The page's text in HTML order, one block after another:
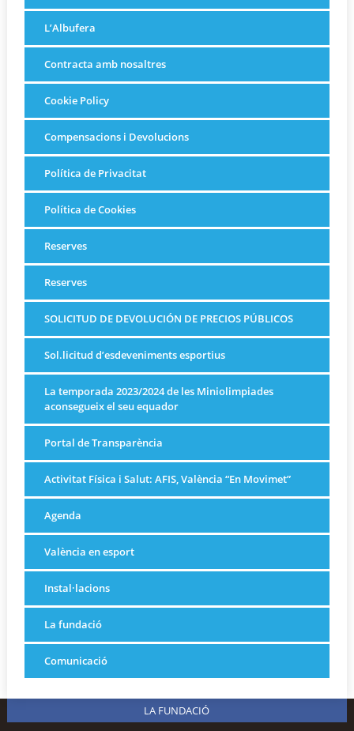
L’Albufera
Contracta amb nosaltres
Cookie Policy
Compensacions i Devolucions
Política de Privacitat
Política de Cookies
Reserves
Reserves
SOLICITUD DE DEVOLUCIÓN DE PRECIOS PÚBLICOS
Sol.licitud d’esdeveniments esportius
La temporada 2023/2024 de les Miniolimpiades
aconsegueix el seu equador
Portal de Transparència
Activitat Física i Salut: AFIS, València “En Movimet”
Agenda
València en esport
Instal·lacions
La fundació
Comunicació
LA FUNDACIÓ